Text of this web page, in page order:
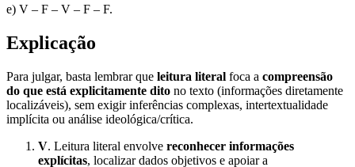
e) V – F – V – F – F.
Explicação
Para julgar, basta lembrar que leitura literal foca a compreensão
do que está explicitamente dito no texto (informações diretamente
localizáveis), sem exigir inferências complexas, intertextualidade
implícita ou análise ideológica/crítica.
V. Leitura literal envolve reconhecer informações
explícitas, localizar dados objetivos e apoiar a